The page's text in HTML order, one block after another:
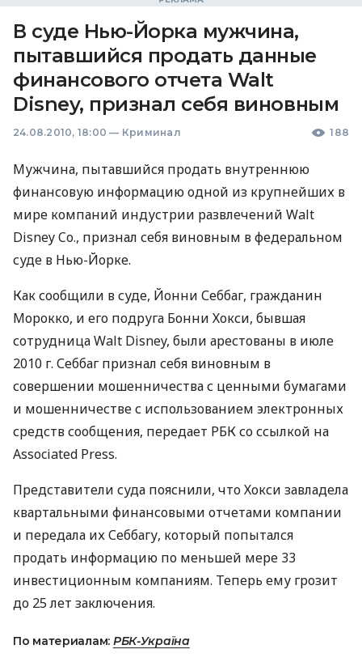
В суде Нью-Йорка мужчина,
пытавшийся продать данные
финансового отчета Walt
Disney, признал себя виновным
24.08.2010, 18:00 — Криминал 188
Мужчина, пытавшийся продать внутреннюю
финансовую информацию одной из крупнейших в
мире компаний индустрии развлечений Walt
Disney Co., признал себя виновным в федеральном
суде в Нью-Йорке.
Как сообщили в суде, Йонни Себбаг, гражданин
Морокко, и его подруга Бонни Хокси, бывшая
сотрудница Walt Disney, были арестованы в июле
2010 г. Себбаг признал себя виновным в
совершении мошенничества с ценными бумагами
и мошенничестве с использованием электронных
средств сообщения, передает РБК со ссылкой на
Associated Press.
Представители суда пояснили, что Хокси завладела
квартальными финансовыми отчетами компании
и передала их Себбагу, который попытался
продать информацию по меньшей мере 33
инвестиционным компаниям. Теперь ему грозит
до 25 лет заключения.
По материалам: РБК-Україна